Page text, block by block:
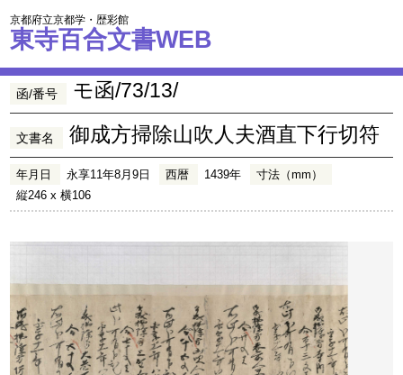
京都府立京都学・歴彩館
東寺百合文書WEB
函/番号 モ函/73/13/
文書名 御成方掃除山吹人夫酒直下行切符
年月日 永享11年8月9日 西暦 1439年
寸法（mm）
縦246 x 横106